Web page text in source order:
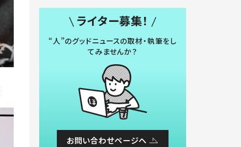
ライター募集！
“人”のグッドニュースの取材・執筆をし
てみませんか？
お問い合わせページへ